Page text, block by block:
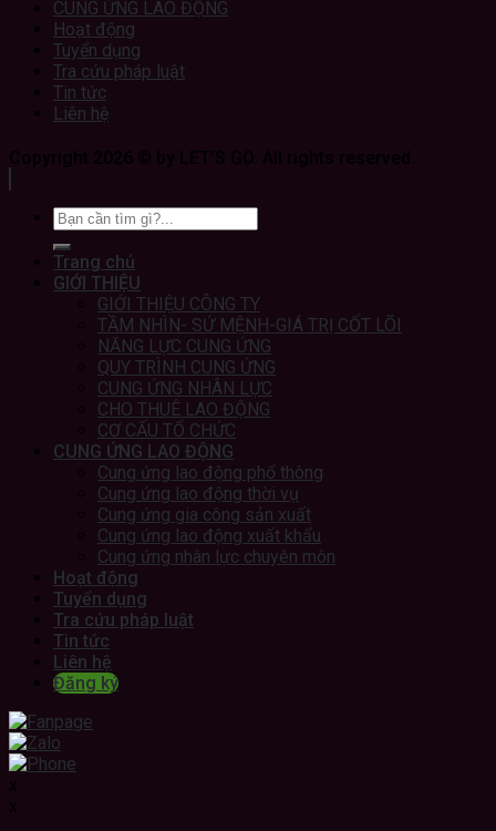
CUNG ỨNG LAO ĐỘNG
Hoạt động
Tuyển dụng
Tra cứu pháp luật
Tin tức
Liên hệ
Trang chủ
GIỚI THIỆU
GIỚI THIỆU CÔNG TY
TẦM NHÌN- SỨ MỆNH-GIÁ TRỊ CỐT LÕI
NĂNG LỰC CUNG ỨNG
QUY TRÌNH CUNG ỨNG
CUNG ỨNG NHÂN LỰC
CHO THUÊ LAO ĐỘNG
CƠ CẤU TỔ CHỨC
CUNG ỨNG LAO ĐỘNG
Cung ứng lao động phổ thông
Cung ứng lao động thời vụ
Cung ứng gia công sản xuất
Cung ứng lao động xuất khẩu
Cung ứng nhân lực chuyên môn
Hoạt động
Tuyển dụng
Tra cứu pháp luật
Tin tức
Liên hệ
Đăng ký